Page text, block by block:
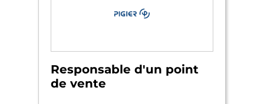
Responsable d'un point
de vente